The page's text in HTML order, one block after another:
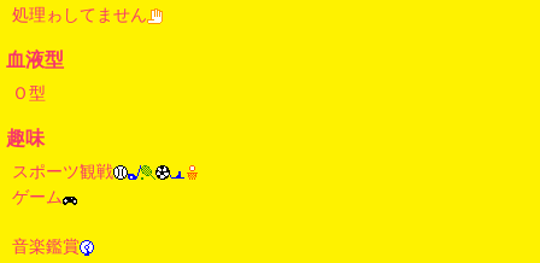
処理ゎしてません
血液型
Ｏ型
趣味
スポーツ観戦
ゲーム
音楽鑑賞